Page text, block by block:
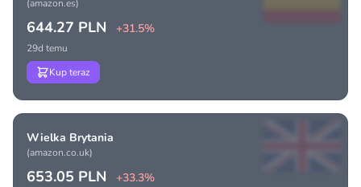
(amazon.es)
644.27 PLN +31.5%
29d temu
Kup teraz
Wielka Brytania
(amazon.co.uk)
653.05 PLN +33.3%